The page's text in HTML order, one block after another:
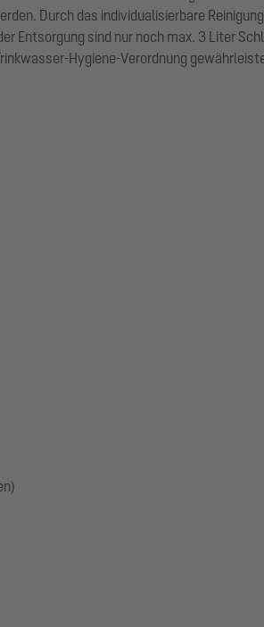
Durch das individualisierbare
Entsorgung sind nur noch max. 3 Liter
Hygiene-Verordnung